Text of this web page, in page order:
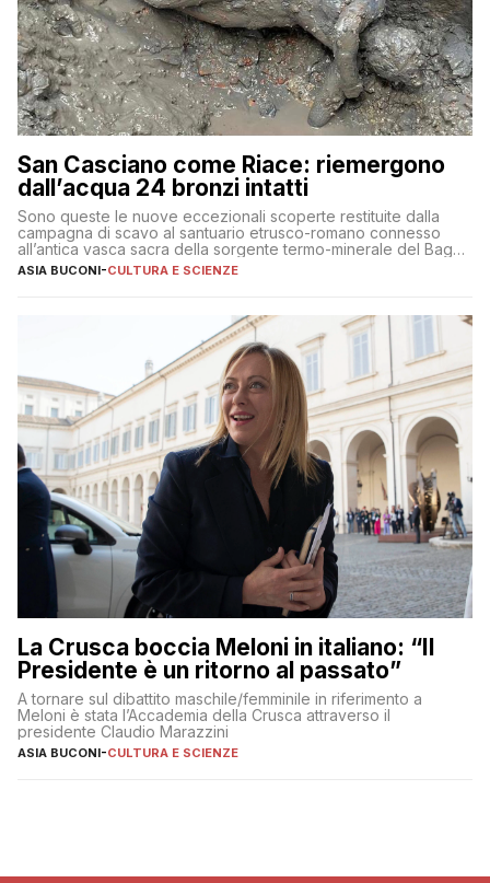
San Casciano come Riace: riemergono
dall’acqua 24 bronzi intatti
Sono queste le nuove eccezionali scoperte restituite dalla
campagna di scavo al santuario etrusco-romano connesso
all’antica vasca sacra della sorgente termo-minerale del Bagno
Grande
ASIA BUCONI-CULTURA E SCIENZE
La Crusca boccia Meloni in italiano: “Il
Presidente è un ritorno al passato”
A tornare sul dibattito maschile/femminile in riferimento a
Meloni è stata l’Accademia della Crusca attraverso il
presidente Claudio Marazzini
ASIA BUCONI-CULTURA E SCIENZE